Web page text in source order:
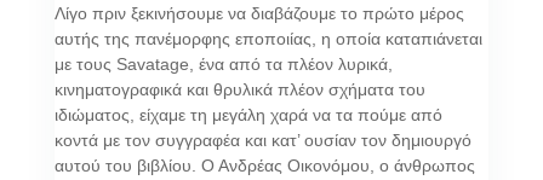
Λίγο πριν ξεκινήσουμε να διαβάζουμε το πρώτο μέρος
αυτής της πανέμορφης εποποιίας, η οποία καταπιάνεται
με τους Savatage, ένα από τα πλέον λυρικά,
κινηματογραφικά και θρυλικά πλέον σχήματα του
ιδιώματος, είχαμε τη μεγάλη χαρά να τα πούμε από
κοντά με τον συγγραφέα και κατ’ ουσίαν τον δημιουργό
αυτού του βιβλίου. Ο Ανδρέας Οικονόμου, ο άνθρωπος